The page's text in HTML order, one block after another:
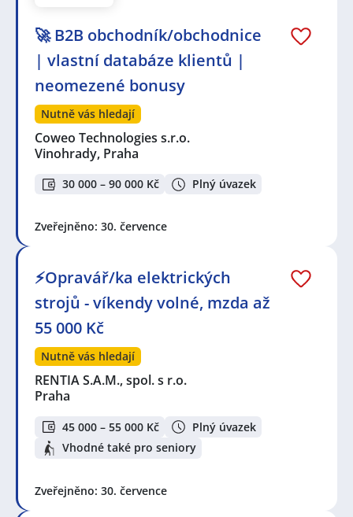
🚀 B2B obchodník/obchodnice
| vlastní databáze klientů |
neomezené bonusy
Nutně vás hledají
Coweo Technologies s.r.o.
Vinohrady, Praha
30 000 – 90 000 Kč Plný úvazek
Zveřejněno: 30. července
⚡Opravář/ka elektrických
strojů - víkendy volné, mzda až
55 000 Kč
Nutně vás hledají
RENTIA S.A.M., spol. s r.o.
Praha
45 000 – 55 000 Kč
Plný úvazek
Vhodné také pro seniory
Zveřejněno: 30. července